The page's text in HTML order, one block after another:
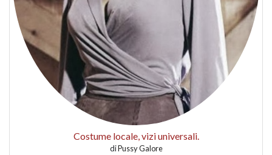
Costume locale, vizi universali.
diPussy Galore